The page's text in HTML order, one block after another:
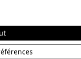
31,90 €